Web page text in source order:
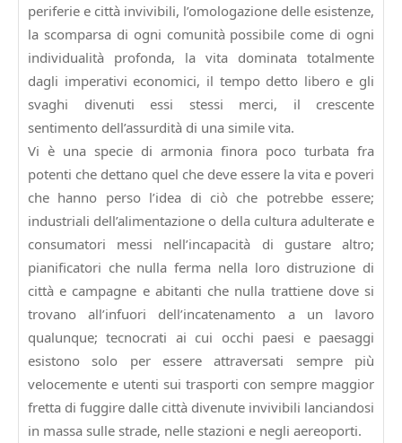
periferie e città invivibili, l’omologazione delle esistenze,
la scomparsa di ogni comunità possibile come di ogni
individualità profonda, la vita dominata totalmente
dagli imperativi economici, il tempo detto libero e gli
svaghi divenuti essi stessi merci, il crescente
sentimento dell’assurdità di una simile vita.
Vi è una specie di armonia finora poco turbata fra
potenti che dettano quel che deve essere la vita e poveri
che hanno perso l’idea di ciò che potrebbe essere;
industriali dell’alimentazione o della cultura adulterate e
consumatori messi nell’incapacità di gustare altro;
pianificatori che nulla ferma nella loro distruzione di
città e campagne e abitanti che nulla trattiene dove si
trovano all’infuori dell’incatenamento a un lavoro
qualunque; tecnocrati ai cui occhi paesi e paesaggi
esistono solo per essere attraversati sempre più
velocemente e utenti sui trasporti con sempre maggior
fretta di fuggire dalle città divenute invivibili lanciandosi
in massa sulle strade, nelle stazioni e negli aereoporti.